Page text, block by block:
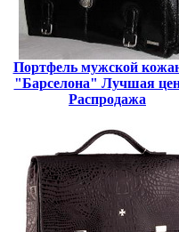
Портфель мужской
"Барселона" Лучшая
Распродажа